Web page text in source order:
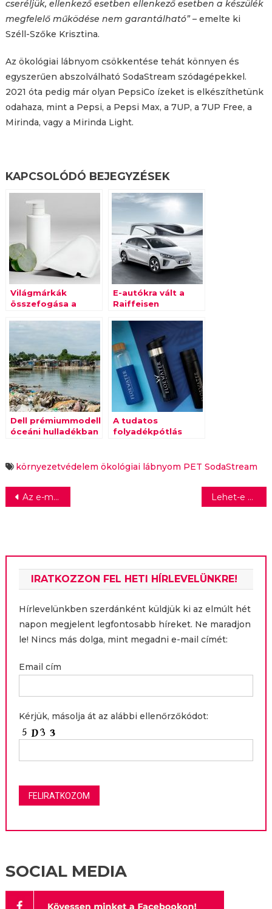
cseréljük, ellenkező esetben ellenkező esetben a készülék
megfelelő működése nem garantálható”– emelte ki
Széll-Szőke Krisztina.
Az ökológiai lábnyom csökkentése tehát könnyen és
egyszerűen abszolválható SodaStream szódagépekkel.
2021 óta pedig már olyan PepsiCo ízeket is elkészíthetünk
odahaza, mint a Pepsi, a Pepsi Max, a 7UP, a 7UP Free, a
Mirinda, vagy a Mirinda Light.
KAPCSOLÓDÓ BEJEGYZÉSEK
Világmárkák
összefogása a
gazdaságért
E-autókra vált a
Raiffeisen
Dell prémiummodell
óceáni hulladékban
A tudatos
folyadékpótlás
járhat
környezetvédelem ökológiai lábnyom PET SodaStream
Bejegyzés
Az e-mobilitás fejlődése Lehet-e 2022 az egyensúlykeresés éve?
IRATKOZZON FEL HETI HÍRLEVELÜNKRE!
Hírlevelünkben szerdánként küldjük ki az elmúlt hét
napon megjelent legfontosabb híreket. Ne maradjon
le! Nincs más dolga, mint megadni e-mail címét:
Email cím
Kérjük, másolja át az alábbi ellenőrzőkódot:
SOCIAL MEDIA